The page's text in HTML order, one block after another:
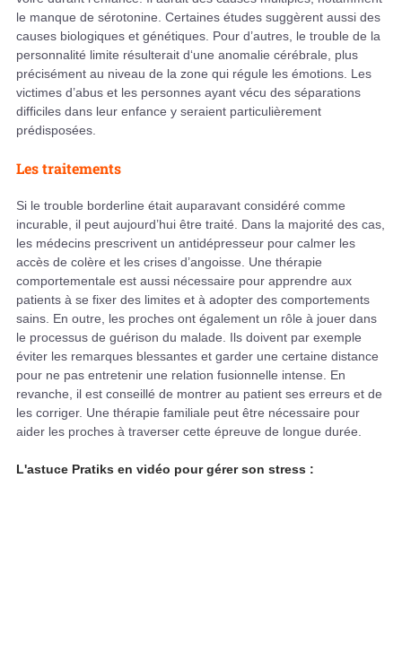
le manque de sérotonine. Certaines études suggèrent aussi des
causes biologiques et génétiques. Pour d’autres, le trouble de la
personnalité limite résulterait d‘une anomalie cérébrale, plus
précisément au niveau de la zone qui régule les émotions. Les
victimes d’abus et les personnes ayant vécu des séparations
difficiles dans leur enfance y seraient particulièrement
prédisposées.
Les traitements
Si le trouble borderline était auparavant considéré comme
incurable, il peut aujourd’hui être traité. Dans la majorité des cas,
les médecins prescrivent un antidépresseur pour calmer les
accès de colère et les crises d’angoisse. Une thérapie
comportementale est aussi nécessaire pour apprendre aux
patients à se fixer des limites et à adopter des comportements
sains. En outre, les proches ont également un rôle à jouer dans
le processus de guérison du malade. Ils doivent par exemple
éviter les remarques blessantes et garder une certaine distance
pour ne pas entretenir une relation fusionnelle intense. En
revanche, il est conseillé de montrer au patient ses erreurs et de
les corriger. Une thérapie familiale peut être nécessaire pour
aider les proches à traverser cette épreuve de longue durée.
L'astuce Pratiks en vidéo pour gérer son stress :